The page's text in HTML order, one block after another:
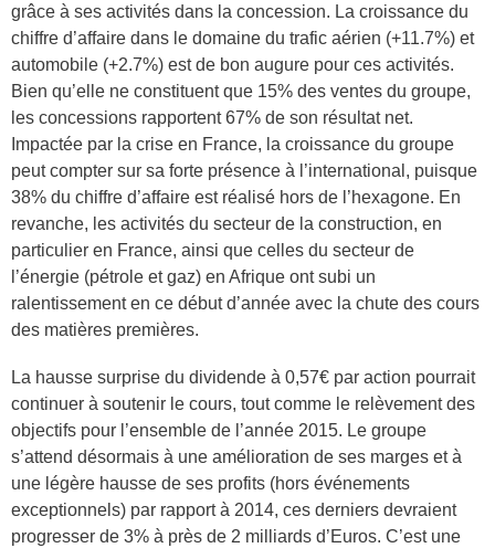
grâce à ses activités dans la concession. La croissance du
chiffre d’affaire dans le domaine du trafic aérien (+11.7%) et
automobile (+2.7%) est de bon augure pour ces activités.
Bien qu’elle ne constituent que 15% des ventes du groupe,
les concessions rapportent 67% de son résultat net.
Impactée par la crise en France, la croissance du groupe
peut compter sur sa forte présence à l’international, puisque
38% du chiffre d’affaire est réalisé hors de l’hexagone. En
revanche, les activités du secteur de la construction, en
particulier en France, ainsi que celles du secteur de
l’énergie (pétrole et gaz) en Afrique ont subi un
ralentissement en ce début d’année avec la chute des cours
des matières premières.
La hausse surprise du dividende à 0,57€ par action pourrait
continuer à soutenir le cours, tout comme le relèvement des
objectifs pour l’ensemble de l’année 2015. Le groupe
s’attend désormais à une amélioration de ses marges et à
une légère hausse de ses profits (hors événements
exceptionnels) par rapport à 2014, ces derniers devraient
progresser de 3% à près de 2 milliards d’Euros. C’est une